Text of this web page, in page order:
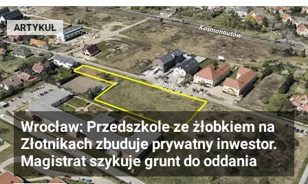
Wrocław: Przedszkole ze żłobkiem na
Złotnikach zbuduje prywatny inwestor.
Magistrat szykuje grunt do oddania
ARTYKUŁ